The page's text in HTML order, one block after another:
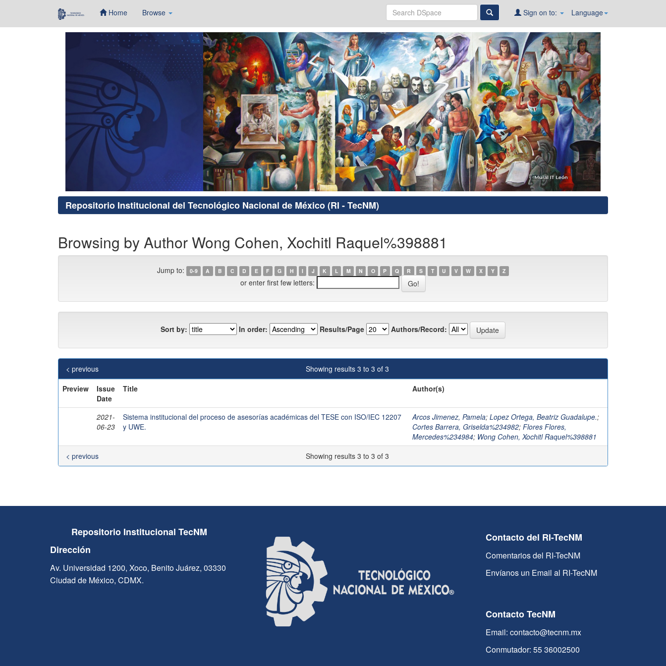
Home Browse Language
Sign on to:
Repositorio Institucional del Tecnológico Nacional de México (RI - TecNM)
Browsing by Author Wong Cohen, Xochitl Raquel%398881
Jump to: 0-9 A B C D E F G H I J K L M N O P Q R S T U V W X Y Z
or enter first few letters:
Sort by: In order: Results/Page Authors/Record:
Showing results 3 to 3 of 3
< previous
Preview
Issue
Date
Title Author(s)
2021-
06-23
Sistema institucional del proceso de asesorías académicas del TESE con ISO/IEC 12207
y UWE.
Arcos Jimenez, Pamela; Lopez Ortega, Beatriz Guadalupe.;
Cortes Barrera, Griselda%234982; Flores Flores,
Mercedes%234984; Wong Cohen, Xochitl Raquel%398881
Showing results 3 to 3 of 3
< previous
Repositorio Institucional TecNM
Dirección
Av. Universidad 1200, Xoco, Benito Juárez, 03330
Ciudad de México, CDMX.
Contacto del RI-TecNM
Comentarios del RI-TecNM
Envíanos un Email al RI-TecNM
Contacto TecNM
Email: contacto@tecnm.mx
Conmutador: 55 36002500